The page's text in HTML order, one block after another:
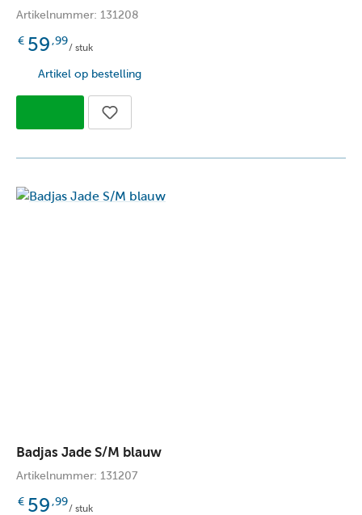
Artikelnummer: 131208
€ 59 ,99
/ stuk
Artikel op bestelling
Badjas Jade S/M blauw
Artikelnummer: 131207
€ 59,99
/ stuk